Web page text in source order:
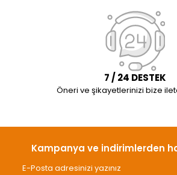
7 / 24 DESTEK
Öneri ve şikayetlerinizi bize
Kampanya ve indirimlerden